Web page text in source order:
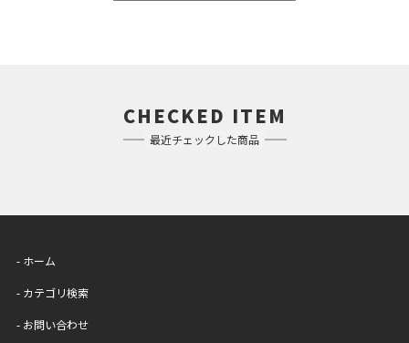
CHECKED ITEM
最近チェックした商品
- ホーム
- カテゴリ検索
- お問い合わせ